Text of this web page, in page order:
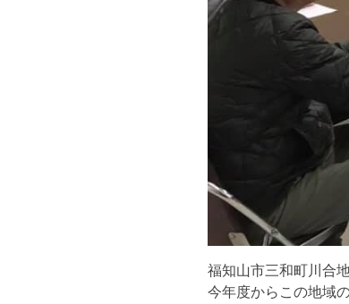
福知山市三和町川合地
今年度からこの地域